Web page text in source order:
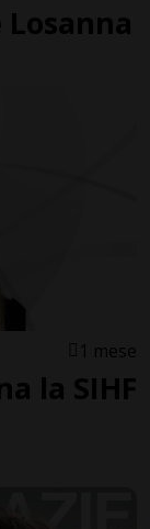
1 mese
la SIHF